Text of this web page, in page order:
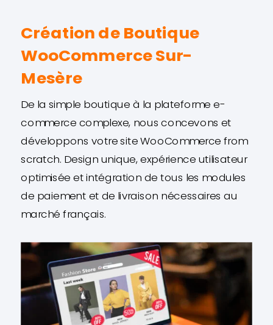
Création de Boutique
WooCommerce Sur-
Mesère
De la simple boutique à la plateforme e-
commerce complexe, nous concevons et
développons votre site WooCommerce from
scratch. Design unique, expérience utilisateur
optimisée et intégration de tous les modules
de paiement et de livraison nécessaires au
marché français.